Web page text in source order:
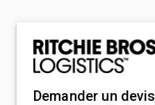
Demander un devis